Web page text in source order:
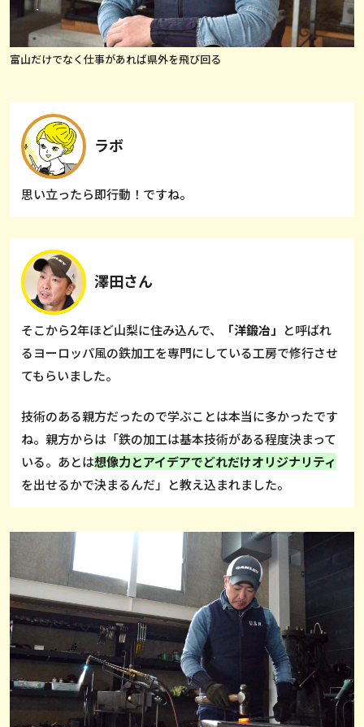
富山だけでなく仕事があれば県外を飛び回る
ラボ
思い立ったら即行動！ですね。
澤田さん
そこから2年ほど山梨に住み込んで、 「洋鍛冶」 と呼ばれ
るヨーロッパ風の鉄加工を専門にしている工房で修行させ
てもらいました。
技術のある親方だったので学ぶことは本当に多かったです
ね。親方からは「鉄の加工は基本技術がある程度決まって
いる。あとは想像力とアイデアでどれだけオリジナリティ
を出せるかで決まるんだ」と教え込まれました。